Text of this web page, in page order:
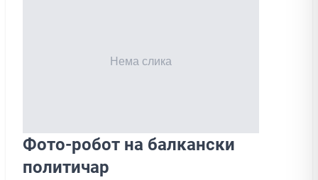
Фото-робот на балкански
политичар